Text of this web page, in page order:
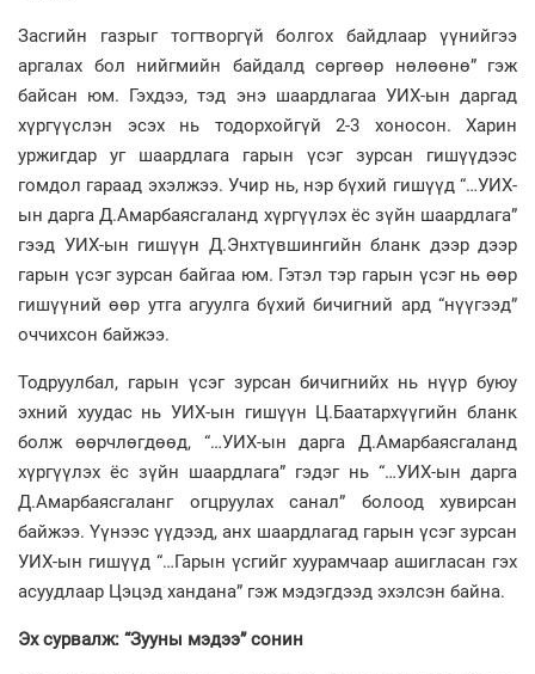
Засгийн газрыг тогтворгүй болгох байдлаар үүнийгээ
аргалах бол нийгмийн байдалд сөргөөр нөлөөнө” гэж
байсан юм. Гэхдээ, тэд энэ шаардлагаа УИХ-ын даргад
хүргүүслэн эсэх нь тодорхойгүй 2-3 хоносон. Харин
уржигдар уг шаардлага гарын үсэг зурсан гишүүдээс
гомдол гараад эхэлжээ. Учир нь, нэр бүхий гишүүд “…УИХ-
ын дарга Д.Амарбаясгаланд хүргүүлэх ёс зүйн шаардлага”
гээд УИХ-ын гишүүн Д.Энхтүвшингийн бланк дээр дээр
гарын үсэг зурсан байгаа юм. Гэтэл тэр гарын үсэг нь өөр
гишүүний өөр утга агуулга бүхий бичигний ард “нүүгээд”
оччихсон байжээ.
Тодруулбал, гарын үсэг зурсан бичигнийх нь нүүр буюу
эхний хуудас нь УИХ-ын гишүүн Ц.Баатархүүгийн бланк
болж өөрчлөгдөөд, “…УИХ-ын дарга Д.Амарбаясгаланд
хүргүүлэх ёс зүйн шаардлага” гэдэг нь “…УИХ-ын дарга
Д.Амарбаясгаланг огцруулах санал” болоод хувирсан
байжээ. Үүнээс үүдээд, анх шаардлагад гарын үсэг зурсан
УИХ-ын гишүүд “…Гарын үсгийг хуурамчаар ашигласан гэх
асуудлаар Цэцэд хандана” гэж мэдэгдээд эхэлсэн байна.
Эх сурвалж: “Зууны мэдээ” сонин